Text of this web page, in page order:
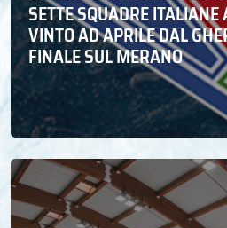
SETTE SQUADRE
VINTO AD APRILE DAL
FINALE SUL MERANO